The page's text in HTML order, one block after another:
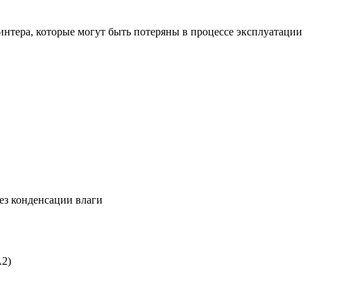
которые могут быть потеряны в процессе эксплуатации
конденсации влаги